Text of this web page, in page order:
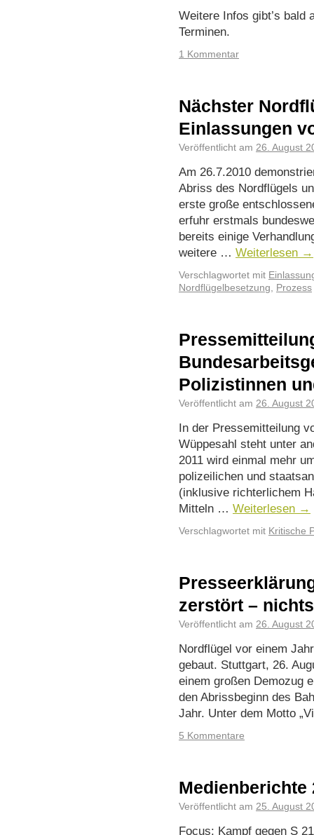
Weitere Infos gibt’s bald
Terminen.
1 Kommentar
Nächster
Einlassungen
Veröffentlicht am 26. August
Am 26.7.2010
Abriss des Nordflügels
erste große
erfuhr erstmals
bereits einige
weitere … Weiterlesen →
Verschlagwortet mit
Nordflügelbesetzung, Prozess
Polizistinnen
Veröffentlicht am 26. August
In der Pressemitteilung
Wüppesahl steht unter
2011 wird einmal mehr
polizeilichen und
(inklusive richterlichem
Mitteln … Weiterlesen →
Verschlagwortet mit Kritische
zerstört –
Veröffentlicht am 26. August
Nordflügel vor einem
gebaut. Stuttgart, 26.
einem großen Demozug
den Abrissbeginn des
Jahr. Unter dem Motto
5 Kommentare
Medienberichte
Veröffentlicht am 25. August
Focus: Kampf gegen S